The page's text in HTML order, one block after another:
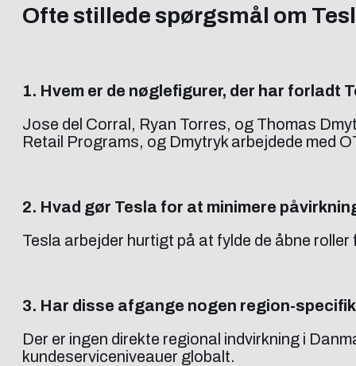
Ofte stillede spørgsmål om
1. Hvem er de nøglefigurer, der har forladt
Jose del Corral, Ryan Torres, og Thomas
Retail Programs, og Dmytryk arbejdede med
2. Hvad gør Tesla for at minimere
Tesla arbejder hurtigt på at fylde de åbne
3. Har disse afgange nogen region-
Der er ingen direkte regional indvirkning i
kundeserviceniveauer globalt.